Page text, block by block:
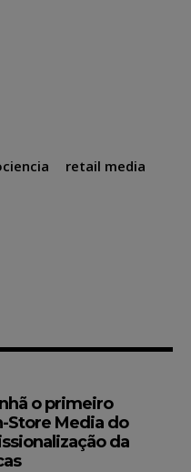
retail media
o primeiro
Store Media do
da